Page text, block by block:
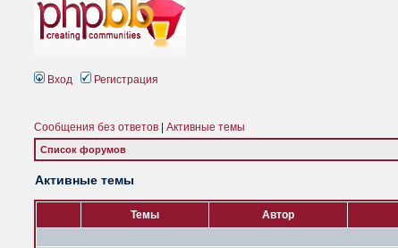
Вход Регистрация
Сообщения без ответов Активные темы
Список форумов
Активные темы
Темы Автор